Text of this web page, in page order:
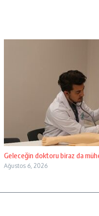
Geleceğin doktoru biraz da
Ağustos 6, 2026